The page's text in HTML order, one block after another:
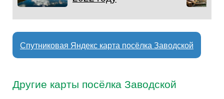
Спутниковая Яндекс карта посёлка Заводской
Другие карты посёлка Заводской